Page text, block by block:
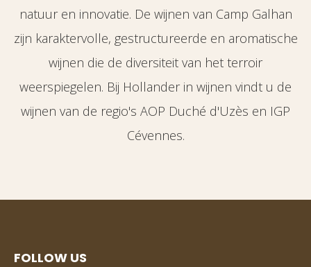
natuur en innovatie. De wijnen van Camp Galhan
zijn karaktervolle, gestructureerde en aromatische
wijnen die de diversiteit van het terroir
weerspiegelen. Bij Hollander in wijnen vindt u de
wijnen van de regio's AOP Duché d'Uzès en IGP
Cévennes.
FOLLOW US